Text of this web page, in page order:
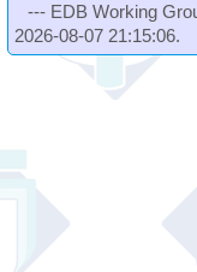
--- EDB Working
2026-08-07 21:15:06.